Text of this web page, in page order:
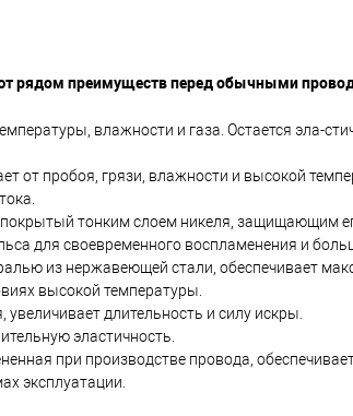
рядом преимуществ перед обычными
влажности и газа. Остается эла-
от пробоя, грязи, влажности и высокой
тонким слоем никеля, защищающим
для своевременного воспламенения и
из нержавеющей стали, обеспечивает
высокой температуры.
длительность и силу искры.
эластичность.
при производстве провода,
эксплуатации.